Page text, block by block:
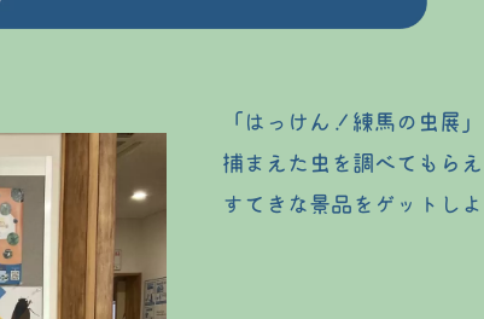
「はっけん！練馬の虫展
捕まえた虫を調べてもら
すてきな景品をゲットしよ